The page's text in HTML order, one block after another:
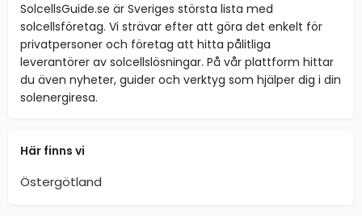
SolcellsGuide.se är Sveriges största lista med
solcellsföretag. Vi strävar efter att göra det enkelt för
privatpersoner och företag att hitta pålitliga
leverantörer av solcellslösningar. På vår plattform hittar
du även nyheter, guider och verktyg som hjälper dig i din
solenergiresa.
Här finns vi
Östergötland